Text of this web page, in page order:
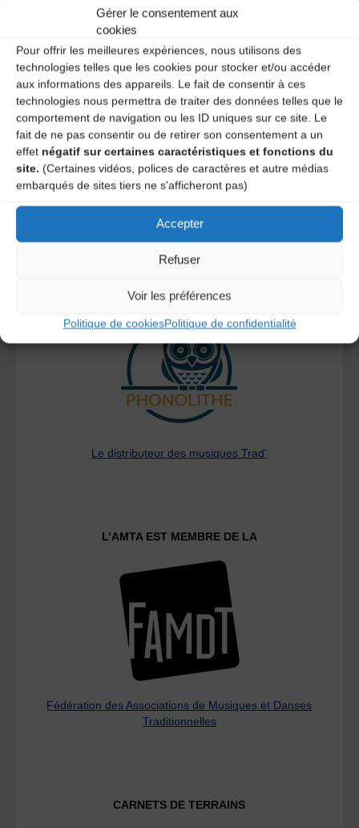
Gérer le consentement aux
cookies
Pour offrir les meilleures expériences, nous utilisons des
technologies telles que les cookies pour stocker et/ou accéder
aux informations des appareils. Le fait de consentir à ces
technologies nous permettra de traiter des données telles que le
comportement de navigation ou les ID uniques sur ce site. Le
fait de ne pas consentir ou de retirer son consentement a un
effet négatif sur certaines caractéristiques et fonctions du
site. (Certaines vidéos, polices de caractères et autre médias
embarqués de sites tiers ne s'afficheront pas)
Accepter
Refuser
Voir les préférences
Politique de cookiesPolitique de confidentialité
Save my name, email, and site URL in my browser for next
time I post a comment.
Ce site utilise Akismet pour réduire les indésirables.En
savoir plus sur la façon dont les données de vos
commentaires sont traitées.
A DECOUVRIR :
Le distributeur des musiques Trad'
L’AMTA EST MEMBRE DE LA
Fédération des Associations de Musiques et Danses
Traditionnelles
CARNETS DE TERRAINS